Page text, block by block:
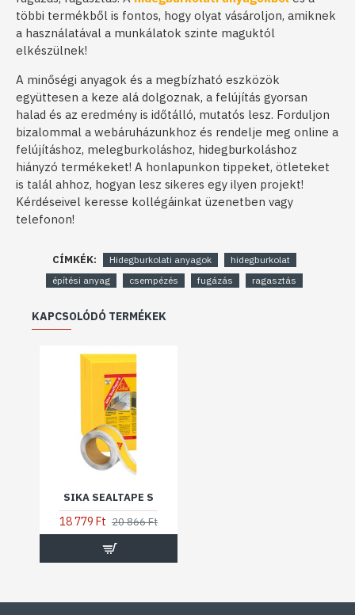
többi termékből is fontos, hogy olyat vásároljon, amiknek
a használatával a munkálatok szinte maguktól
elkészülnek!
A minőségi anyagok és a megbízható eszközök
együttesen a keze alá dolgoznak, a felújítás gyorsan
halad és az eredmény is időtálló, mutatós lesz. Forduljon
bizalommal a webáruházunkhoz és rendelje meg online a
felújításhoz, melegburkoláshoz, hidegburkoláshoz
hiányzó termékeket! A honlapunkon tippeket, ötleteket
is talál ahhoz, hogyan lesz sikeres egy ilyen projekt!
Kérdéseivel keresse kollégáinkat üzenetben vagy
telefonon!
CÍMKÉK: Hidegburkolati anyagok
hidegburkolat
építési anyag
csempézés fugázás ragasztás
KAPCSOLÓDÓ TERMÉKEK
SIKA SEALTAPE S
18 779 Ft 20 866 Ft